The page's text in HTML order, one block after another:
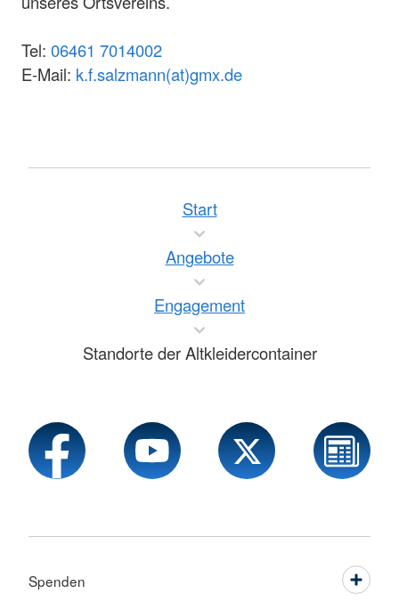
Tel: 06461 7014002
E-Mail: k.f.salzmann(at)gmx.de
Start
Angebote
Engagement
Standorte der Altkleidercontainer
Spenden